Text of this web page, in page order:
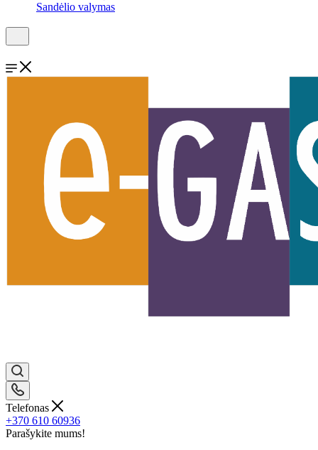
Sandėlio valymas
Telefonas
+370 610 60936
Parašykite mums!